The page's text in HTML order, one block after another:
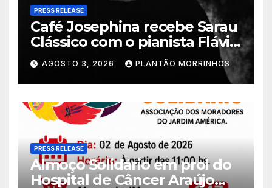
PRESS RELEASE
Café Josephina recebe Sarau
Clássico com o pianista Flávio
Varani nesta terça-feira
AGOSTO 3, 2026 PLANTÃO MORRINHOS
PRESS RELEASE
Almoço Solidário em prol do
Hospital de Câncer Araújo